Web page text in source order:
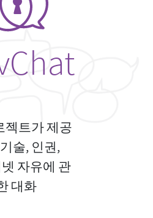
젝트가 제공
술, 인권,
자유에 관
대화